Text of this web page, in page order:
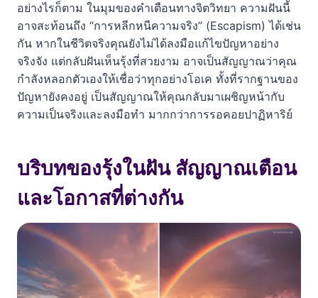
อย่างไรก็ตาม ในมุมของคำเตือนทางจิตวิทยา ความฝันนี้
อาจสะท้อนถึง “การหลีกหนีความจริง” (Escapism) ได้เช่น
กัน หากในชีวิตจริงคุณยังไม่ได้ลงมือแก้ไขปัญหาอย่าง
จริงจัง แต่กลับฝันเห็นรุ้งที่สวยงาม อาจเป็นสัญญาณว่าคุณ
กำลังหลอกตัวเองให้เชื่อว่าทุกอย่างโอเค ทั้งที่รากฐานของ
ปัญหายังคงอยู่ เป็นสัญญาณให้คุณกลับมาเผชิญหน้ากับ
ความเป็นจริงและลงมือทำ มากกว่าการรอคอยปาฏิหาริย์
บริบทของรุ้งในฝัน สัญญาณเตือน
และโอกาสที่ต่างกัน